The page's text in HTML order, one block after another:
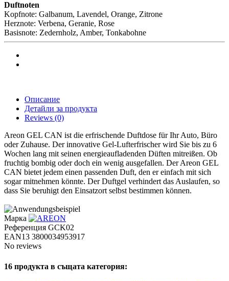
Duftnoten
Kopfnote: Galbanum, Lavendel, Orange, Zitrone
Herznote: Verbena, Geranie, Rose
Basisnote: Zedernholz, Amber, Tonkabohne
Описание
Детайли за продукта
Reviews (0)
Areon GEL CAN ist die erfrischende Duftdose für Ihr Auto, Büro
oder Zuhause. Der innovative Gel-Lufterfrischer wird Sie bis zu 6
Wochen lang mit seinen energieaufladenden Düften mitreißen. Ob
fruchtig bombig oder doch ein wenig ausgefallen. Der Areon GEL
CAN bietet jedem einen passenden Duft, den er einfach mit sich
sogar mitnehmen könnte. Der Duftgel verhindert das Auslaufen, so
dass Sie beruhigt den Einsatzort selbst bestimmen können.
Марка
Референция GCK02
EAN13 3800034953917
No reviews
16 продукта в същата категория: